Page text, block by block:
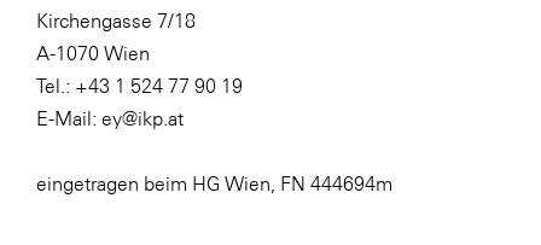
Kirchengasse 7/18
A-1070 Wien
Tel.: +43 1 524 77 90 19
E-Mail: ey@ikp.at
eingetragen beim HG Wien, FN 444694m